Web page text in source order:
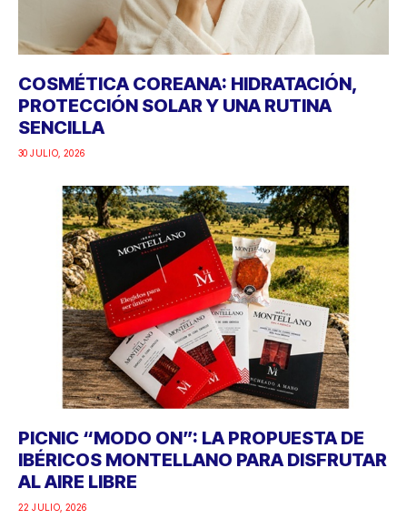
COSMÉTICA COREANA: HIDRATACIÓN,
PROTECCIÓN SOLAR Y UNA RUTINA
SENCILLA
30 JULIO, 2026
PICNIC “MODO ON”: LA PROPUESTA DE
IBÉRICOS MONTELLANO PARA DISFRUTAR
AL AIRE LIBRE
22 JULIO, 2026